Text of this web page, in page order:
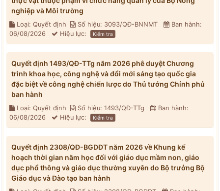
nghiệp và Môi trường
Loại: Quyết định Số hiệu: 3093/QĐ-BNNMT
Ban hành:
06/08/2026
Hiệu lực: Kiểm tra
Quyết định 1493/QĐ-TTg năm 2026 phê duyệt Chương
trình khoa học, công nghệ và đổi mới sáng tạo quốc gia
đặc biệt về công nghệ chiến lược do Thủ tướng Chính phủ
ban hành
Loại: Quyết định Số hiệu: 1493/QĐ-TTg
Ban hành:
06/08/2026
Hiệu lực: Kiểm tra
Quyết định 2308/QĐ-BGDĐT năm 2026 về Khung kế
hoạch thời gian năm học đối với giáo dục mầm non, giáo
dục phổ thông và giáo dục thường xuyên do Bộ trưởng Bộ
Giáo dục và Đào tạo ban hành